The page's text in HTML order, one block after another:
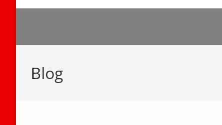
Blog